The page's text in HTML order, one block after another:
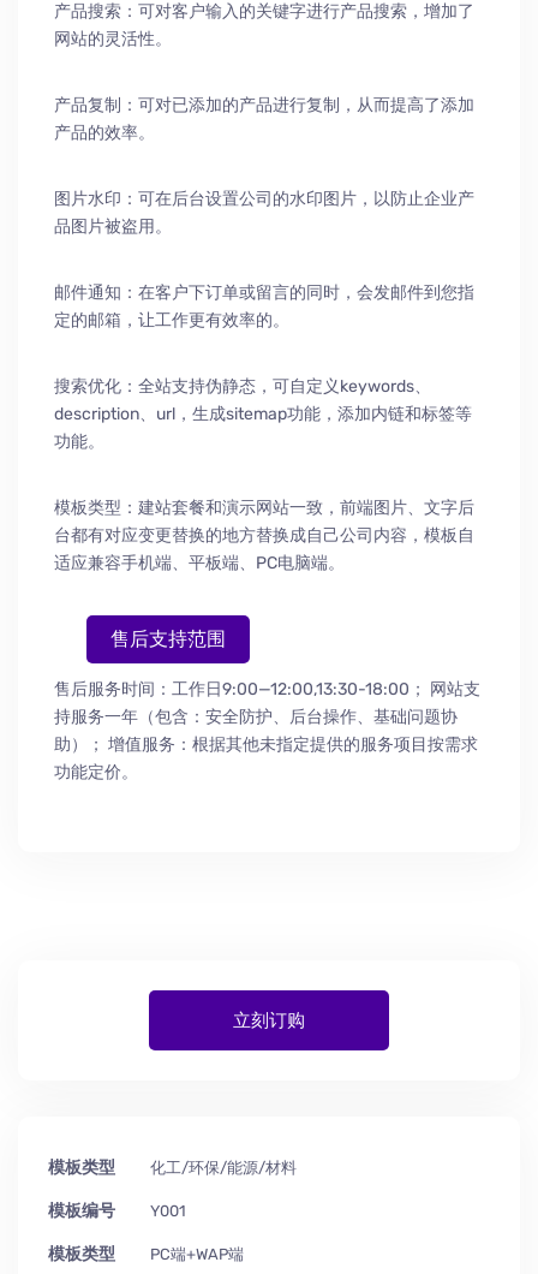
产品搜索：可对客户输入的关键字进行产品搜索，增加了
网站的灵活性。
产品复制：可对已添加的产品进行复制，从而提高了添加
产品的效率。
图片水印：可在后台设置公司的水印图片，以防止企业产
品图片被盗用。
邮件通知：在客户下订单或留言的同时，会发邮件到您指
定的邮箱，让工作更有效率的。
搜索优化：全站支持伪静态，可自定义keywords、
description、url，生成sitemap功能，添加内链和标签等
功能。
模板类型：建站套餐和演示网站一致，前端图片、文字后
台都有对应变更替换的地方替换成自己公司内容，模板自
适应兼容手机端、平板端、PC电脑端。
售后支持范围
售后服务时间：工作日9:00—12:00,13:30-18:00；
网站支
持服务一年（包含：安全防护、 后台操作、 基础问题协
助）
； 增值服务：根据其他未指定提供的服务项目按需求
功能定价。
立刻订购
模板类型 化工/环保/能源/材料
模板编号 Y001
模板类型 PC端+WAP端